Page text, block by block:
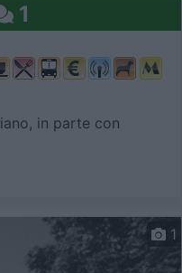
1
in parte con
1